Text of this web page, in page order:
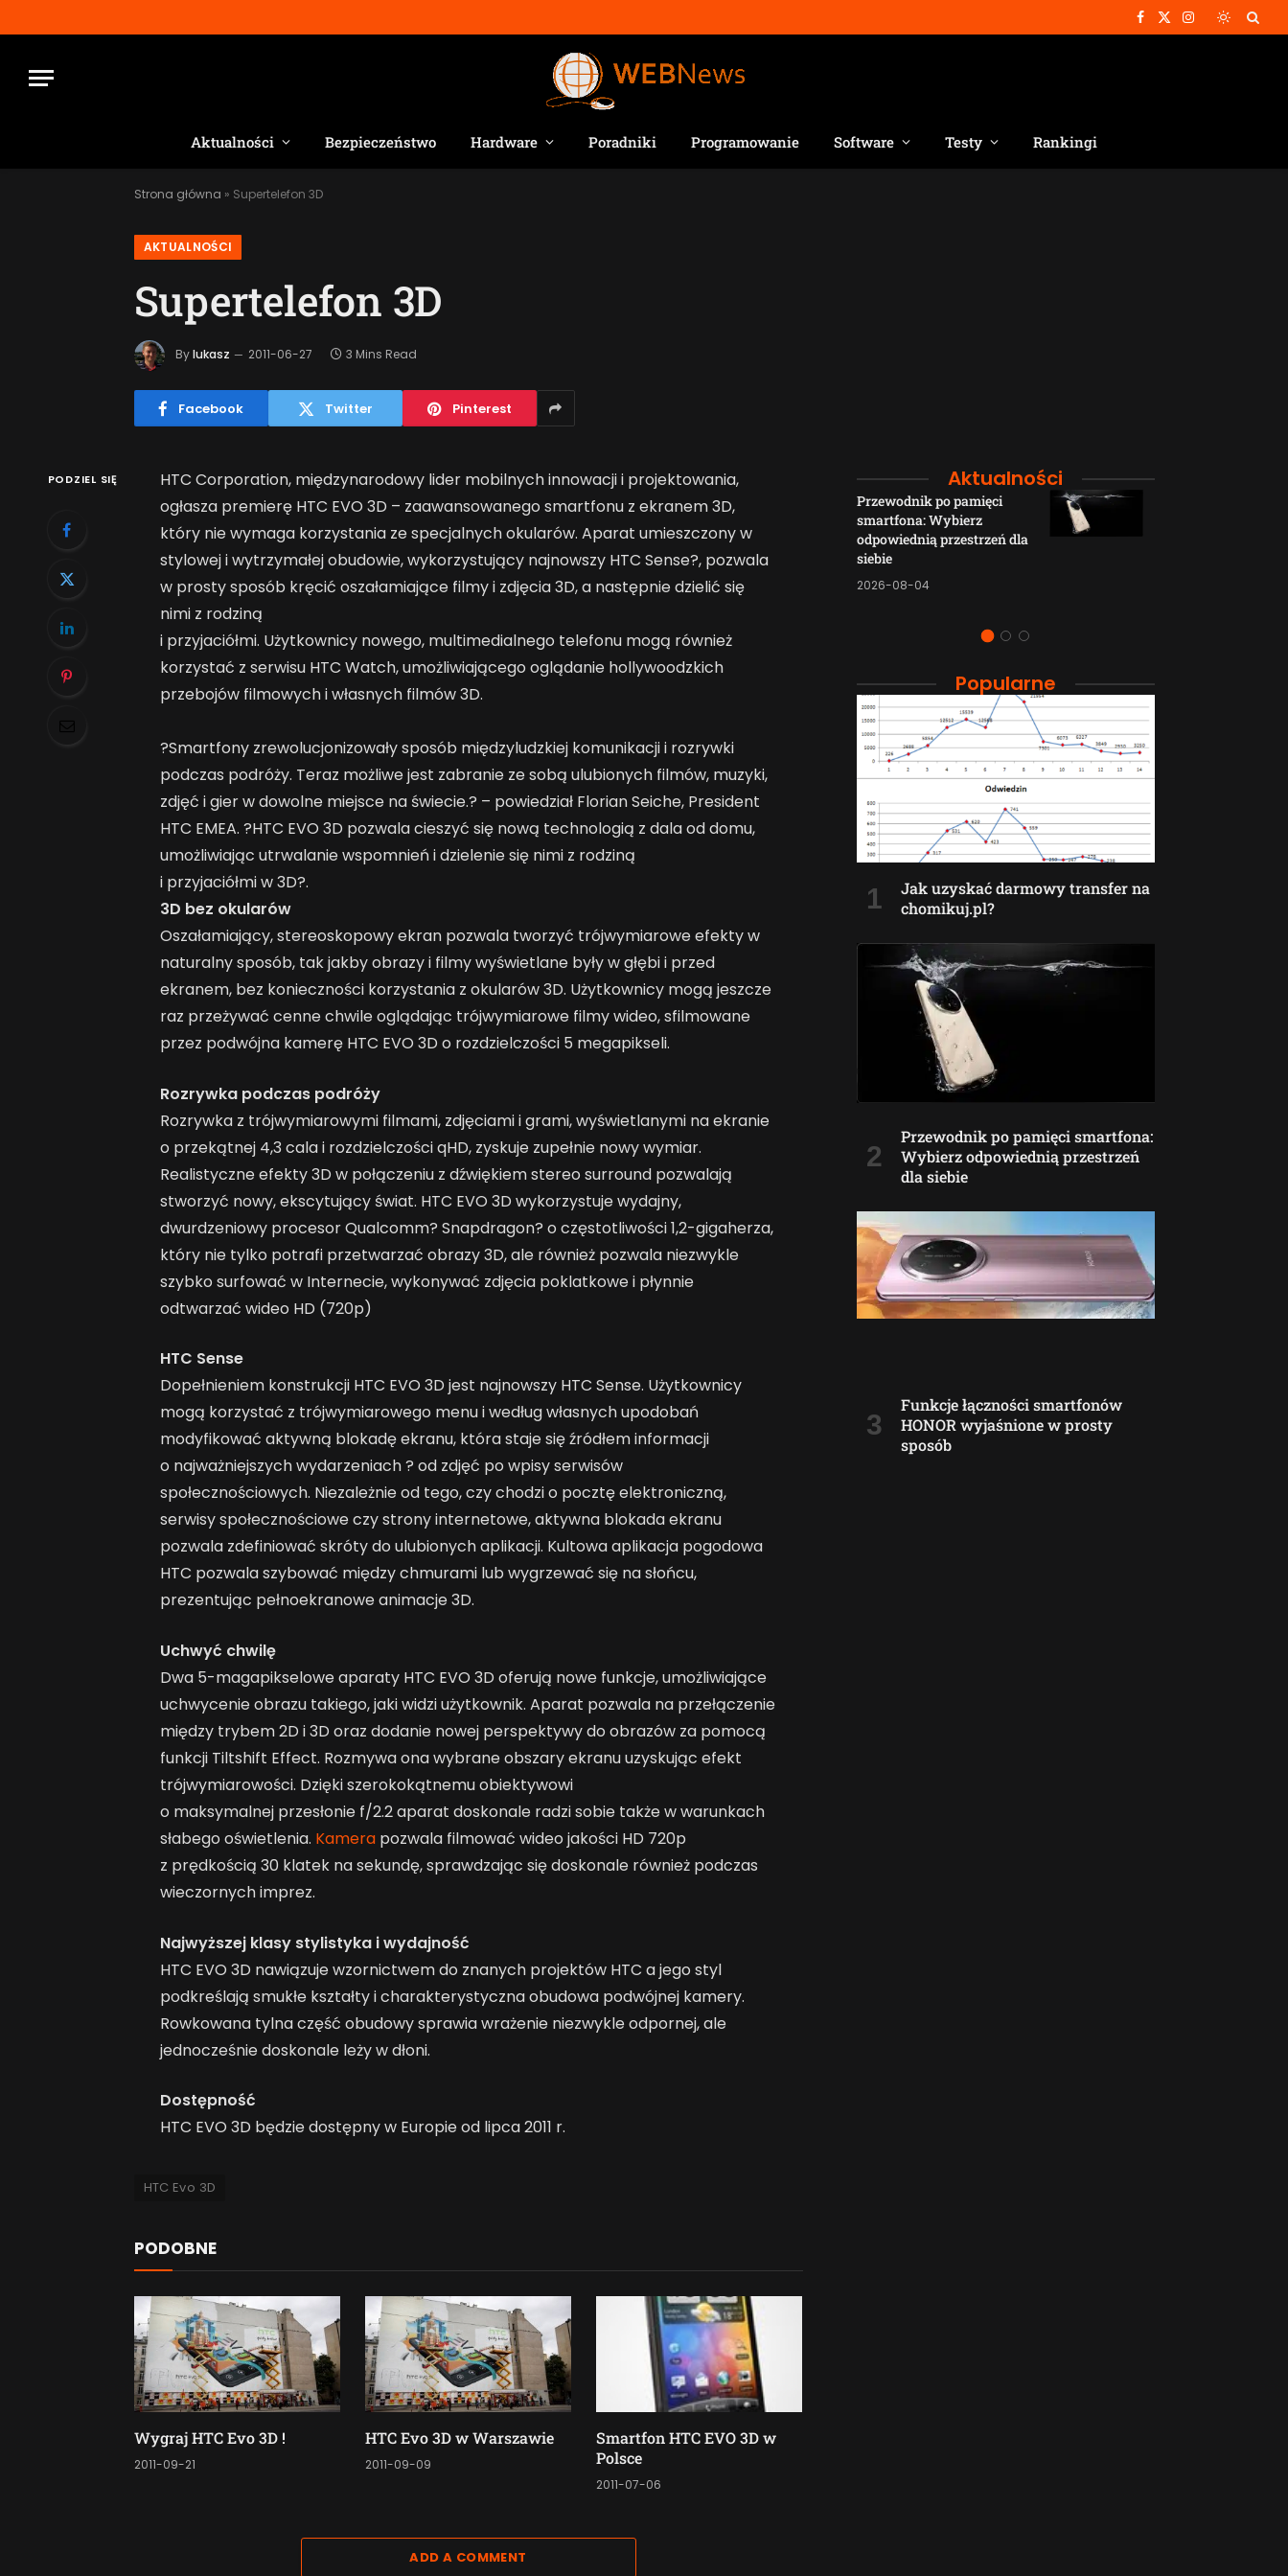
Facebook
X
Instagram
Aktualności Bezpieczeństwo Hardware Poradniki Programowanie Software Testy Rankingi
Strona główna » Supertelefon 3D
AKTUALNOŚCI
Supertelefon 3D
By lukasz 2011-06-27 3 Mins Read
Facebook Twitter Pinterest
PODZIEL SIĘ
HTC Corporation, międzynarodowy lider mobilnych innowacji i projektowania,
ogłasza premierę HTC EVO 3D – zaawansowanego smartfonu z ekranem 3D,
który nie wymaga korzystania ze specjalnych okularów. Aparat umieszczony w
stylowej i wytrzymałej obudowie, wykorzystujący najnowszy HTC Sense?, pozwala
w prosty sposób kręcić oszałamiające filmy i zdjęcia 3D, a następnie dzielić się
nimi z rodziną
i przyjaciółmi. Użytkownicy nowego, multimedialnego telefonu mogą również
korzystać z serwisu HTC Watch, umożliwiającego oglądanie hollywoodzkich
przebojów filmowych i własnych filmów 3D.
?Smartfony zrewolucjonizowały sposób międzyludzkiej komunikacji i rozrywki
podczas podróży. Teraz możliwe jest zabranie ze sobą ulubionych filmów, muzyki,
zdjęć i gier w dowolne miejsce na świecie.? – powiedział Florian Seiche, President
HTC EMEA. ?HTC EVO 3D pozwala cieszyć się nową technologią z dala od domu,
umożliwiając utrwalanie wspomnień i dzielenie się nimi z rodziną
i przyjaciółmi w 3D?.
3D bez okularów
Oszałamiający, stereoskopowy ekran pozwala tworzyć trójwymiarowe efekty w
naturalny sposób, tak jakby obrazy i filmy wyświetlane były w głębi i przed
ekranem, bez konieczności korzystania z okularów 3D. Użytkownicy mogą jeszcze
raz przeżywać cenne chwile oglądając trójwymiarowe filmy wideo, sfilmowane
przez podwójna kamerę HTC EVO 3D o rozdzielczości 5 megapikseli.
Rozrywka podczas podróży
Rozrywka z trójwymiarowymi filmami, zdjęciami i grami, wyświetlanymi na ekranie
o przekątnej 4,3 cala i rozdzielczości qHD, zyskuje zupełnie nowy wymiar.
Realistyczne efekty 3D w połączeniu z dźwiękiem stereo surround pozwalają
stworzyć nowy, ekscytujący świat. HTC EVO 3D wykorzystuje wydajny,
dwurdzeniowy procesor Qualcomm? Snapdragon? o częstotliwości 1,2-gigaherza,
który nie tylko potrafi przetwarzać obrazy 3D, ale również pozwala niezwykle
szybko surfować w Internecie, wykonywać zdjęcia poklatkowe i płynnie
odtwarzać wideo HD (720p)
HTC Sense
Dopełnieniem konstrukcji HTC EVO 3D jest najnowszy HTC Sense. Użytkownicy
mogą korzystać z trójwymiarowego menu i według własnych upodobań
modyfikować aktywną blokadę ekranu, która staje się źródłem informacji
o najważniejszych wydarzeniach ? od zdjęć po wpisy serwisów
społecznościowych. Niezależnie od tego, czy chodzi o pocztę elektroniczną,
serwisy społecznościowe czy strony internetowe, aktywna blokada ekranu
pozwala zdefiniować skróty do ulubionych aplikacji. Kultowa aplikacja pogodowa
HTC pozwala szybować między chmurami lub wygrzewać się na słońcu,
prezentując pełnoekranowe animacje 3D.
Uchwyć chwilę
Dwa 5-magapikselowe aparaty HTC EVO 3D oferują nowe funkcje, umożliwiające
uchwycenie obrazu takiego, jaki widzi użytkownik. Aparat pozwala na przełączenie
między trybem 2D i 3D oraz dodanie nowej perspektywy do obrazów za pomocą
funkcji Tiltshift Effect. Rozmywa ona wybrane obszary ekranu uzyskując efekt
trójwymiarowości. Dzięki szerokokątnemu obiektywowi
o maksymalnej przesłonie f/2.2 aparat doskonale radzi sobie także w warunkach
słabego oświetlenia. Kamerapozwala filmować wideo jakości HD 720p
z prędkością 30 klatek na sekundę, sprawdzając się doskonale również podczas
wieczornych imprez.
Najwyższej klasy stylistyka i wydajność
HTC EVO 3D nawiązuje wzornictwem do znanych projektów HTC a jego styl
podkreślają smukłe kształty i charakterystyczna obudowa podwójnej kamery.
Rowkowana tylna część obudowy sprawia wrażenie niezwykle odpornej, ale
jednocześnie doskonale leży w dłoni.
Dostępność
HTC EVO 3D będzie dostępny w Europie od lipca 2011 r.
HTC Evo 3D
PODOBNE
Wygraj HTC Evo 3D !
2011-09-21
HTC Evo 3D w Warszawie
2011-09-09
Smartfon HTC EVO 3D w
Polsce
2011-07-06
ADD A COMMENT
Aktualności
Jak AI zmienia e-
commerce?
2026-04-27
Przewodnik po pamięci
smartfona: Wybierz
odpowiednią przestrzeń dla
siebie
2026-08-04
Popularne
Jak uzyskać darmowy transfer na
chomikuj.pl?
Przewodnik po pamięci smartfona:
Wybierz odpowiednią przestrzeń
dla siebie
Funkcje łączności smartfonów
HONOR wyjaśnione w prosty
sposób